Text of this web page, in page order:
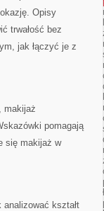
Opisy
trwałość bez
jak łączyć je z
makijaż
pomagają
się makijaż w
analizować kształt